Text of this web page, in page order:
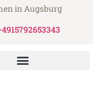
in Augsburg